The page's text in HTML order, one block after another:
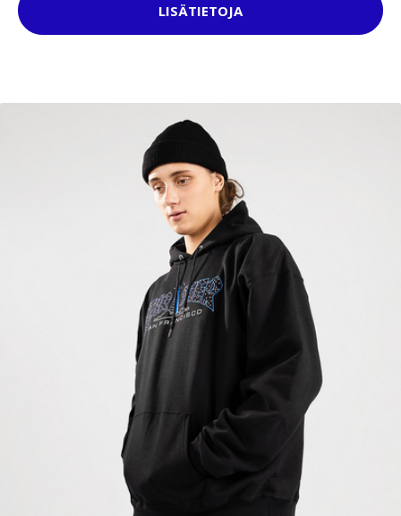
LISÄTIETOJA